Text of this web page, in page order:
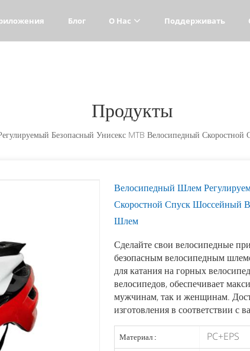
Блог О Нас Поддерживать
Продукты
Безопасный Унисекс MTB Велосипедный
Велосипедный Шлем
Скоростной Спуск Шоссейный
Шлем
Сделайте свои велосипедные
безопасным велосипедным
для катания на горных
велосипедов, обеспечивает
мужчинам, так и женщинам.
изготовления в соответствии с
Материал : PC+EPS